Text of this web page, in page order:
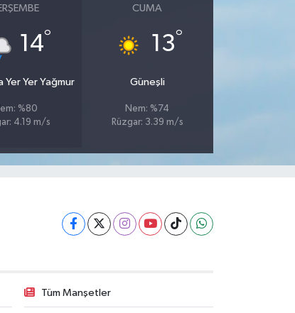
14°
Yer Yer Yağmur
%80
4.19 m/s
CUMA
13°
Güneşli
Nem: %74
Rüzgar: 3.39 m/s
Tüm Manşetler